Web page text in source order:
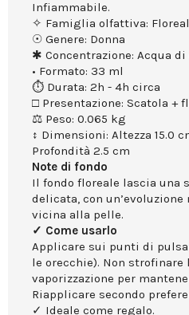
Infiammabile.
✧ Famiglia olfattiva:
☉ Genere: Donna
✱ Concentrazione: Acqua
• Formato: 33 ml
⏱ Durata: 2h - 4h circa
□ Presentazione: Scatola +
⚖ Peso: 0.065 kg
↕ Dimensioni: Altezza 15.0
Profondità 2.5 cm
Note di fondo
Il fondo floreale lascia una
delicata, con
vicina alla pelle.
✓ Come usarlo
Applicare sui punti di
le orecchie). Non strofinare
vaporizzazione per
Riapplicare secondo
✓ Ideale come regalo.